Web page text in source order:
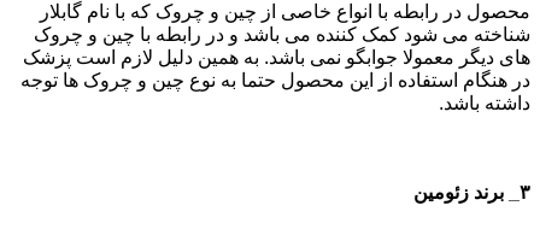
محصول در رابطه با انواع خاصی از چین و چروک که با نام گابلار
شناخته می شود کمک کننده می باشد و در رابطه با چین و چروک
های دیگر معمولا جوابگو نمی باشد. به همین دلیل لازم است پزشک
در هنگام استفاده از این محصول حتما به نوع چین و چروک ها توجه
داشته باشد.
۳_ برند زئومین